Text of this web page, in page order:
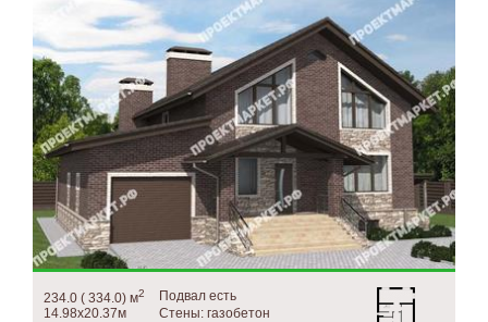
234.0 ( 334.0) м2
14.98х20.37м
Подвал есть
Стены: газобетон